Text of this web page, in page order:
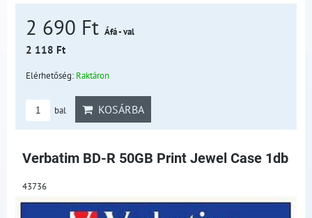
2 690 Ft Áfá - val
2 118 Ft
Elérhetőség: Raktáron
bal KOSÁRBA
Verbatim BD-R 50GB Print Jewel Case 1db
43736